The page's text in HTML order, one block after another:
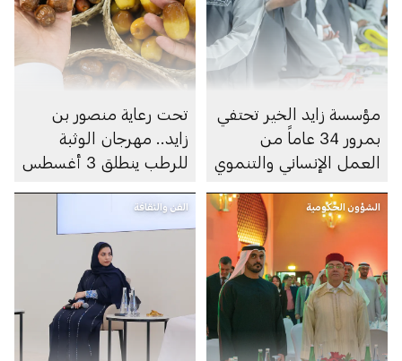
مؤسسة زايد الخير تحتفي
بمرور 34 عاماً من
العمل الإنساني والتنموي
تحت رعاية منصور بن
زايد.. مهرجان الوثبة
للرطب ينطلق 3 أغسطس
الشؤون الحكومية الفن والثقافة